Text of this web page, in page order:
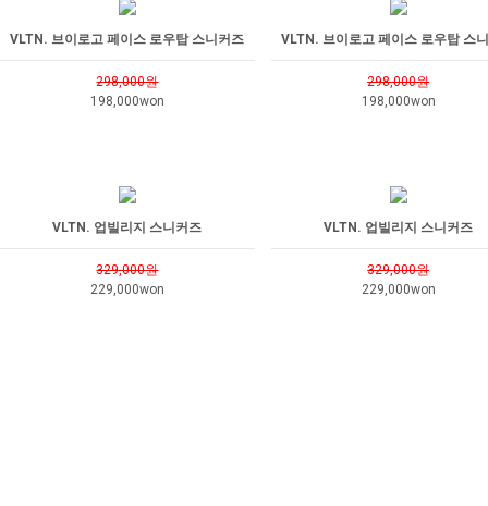
VLTN. 브이로고 페이스 로우탑 스니커즈
298,000원
198,000won
VLTN. 브이로고 페이스 로우탑 스
298,000원
198,000won
VLTN. 업빌리지 스니커즈
329,000원
229,000won
VLTN. 업빌리지 스니커즈
329,000원
229,000won